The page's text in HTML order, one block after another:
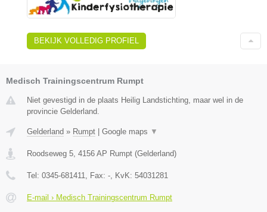
BEKIJK VOLLEDIG PROFIEL
Medisch Trainingscentrum Rumpt
Niet gevestigd in de plaats Heilig Landstichting, maar wel in de
provincie Gelderland.
Gelderland » Rumpt Google maps ▼
Roodseweg 5, 4156 AP Rumpt (Gelderland)
Tel: 0345-681411, Fax: -, KvK: 54031281
E-mail › Medisch Trainingscentrum Rumpt